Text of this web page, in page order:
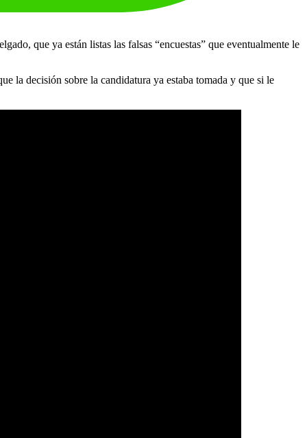
que ya están listas las falsas “encuestas” que eventualmente le
la decisión sobre la candidatura ya estaba tomada y que si le